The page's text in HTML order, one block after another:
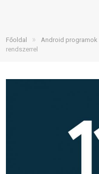
Főoldal » Android programok
rendszerrel